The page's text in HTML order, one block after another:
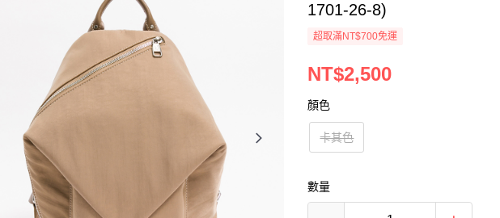
1701-26-8)
超取滿NT$700免運
NT$2,500
顏色
卡其色
數量